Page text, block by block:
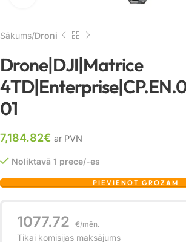
Sākums Droni
Drone|DJI|Matrice
01
7,184.82€ ar PVN
Noliktavā 1 prece/-es
PIEVIENOT GROZAM